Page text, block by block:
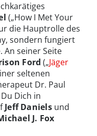
(„How I Met Your
die Hauptrolle des
sondern fungiert
An seiner Seite
Ford („Jäger
seltenen
Dr. Paul
Dich in
Jeff Danielsund
J. Fox